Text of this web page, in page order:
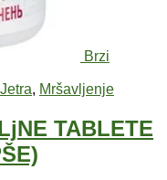
Brzi
Jetra, Mršavljenje
TABLETE